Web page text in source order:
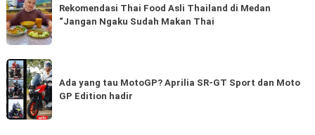
kamu
sudah
coba
berapa
jenis?
Thai
Food
Asli
Thailand
di
Medan
“Jangan
Rekomendasi Thai Food Asli Thailand di Medan
“Jangan Ngaku Sudah Makan Thai
Ada
yang
tau
MotoGP?
Ada yang tau MotoGP? Aprilia SR-GT Sport dan Moto
GP Edition hadir